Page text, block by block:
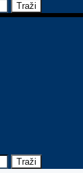
Traži
Traži